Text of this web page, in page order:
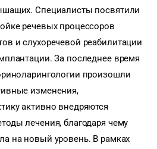
Специалисты посвятили
речевых процессоров
и слухоречевой реабилитации
За последнее время
произошли
изменения,
активно внедряются
лечения, благодаря чему
на новый уровень. В рамках